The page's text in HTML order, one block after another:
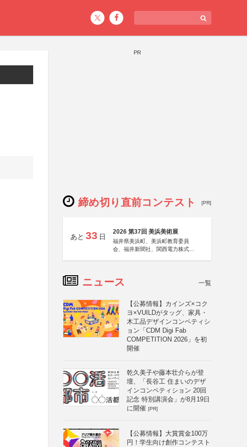
PR
締め切り直前コンテスト [PR]
あと 33 日
2026 第37回 美浜美術展
福井県美浜町、美浜町教育委員
会、福井新聞社、関西電力株式会
ニュース 一覧
【公募情報】カインズ×コク
ヨ×VUILDがタッグ、家具・
木工品デザインコンペティシ
ョン「CDM Digi Fab
COMPETITION 2026」を初
開催
乾久美子や藤本壮介らが登
壇、「長谷工 住まいのデザ
インコンペティション 20回
記念 特別講演会」が8月19日
に開催 [PR]
【公募情報】大賞賞金100万
円！学生向け創作コンテスト